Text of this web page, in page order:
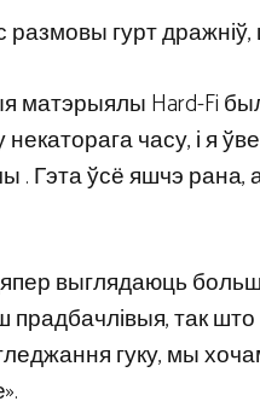
размовы гурт
матэрыялы Hard-Fi
некаторага часу, і я
. Гэта ўсё яшчэ
выглядаюць
так
гледжання гуку, мы